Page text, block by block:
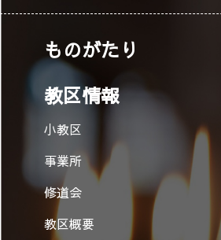
ものがたり
教区情報
小教区
事業所
修道会
教区概要